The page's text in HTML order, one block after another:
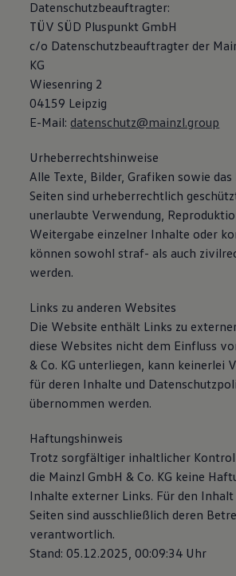
Datenschutzbeauftragter:
TÜV SÜD Pluspunkt GmbH
c/o Datenschutzbeauftragter der
KG
Wiesenring 2
04159 Leipzig
E-Mail: datenschutz@mainzl.group
Urheberrechtshinweise
Alle Texte, Bilder, Grafiken sowie
Seiten sind urheberrechtlich
unerlaubte Verwendung,
Weitergabe einzelner Inhalte oder
können sowohl straf- als auch
werden.
Links zu anderen Websites
Die Website enthält Links zu
diese Websites nicht dem Einfluss
& Co. KG unterliegen, kann keinerlei
für deren Inhalte und
übernommen werden.
Haftungshinweis
Trotz sorgfältiger inhaltlicher
die Mainzl GmbH & Co. KG keine
Inhalte externer Links. Für den
Seiten sind ausschließlich deren
verantwortlich.
Stand: 05.12.2025, 00:09:34 Uhr